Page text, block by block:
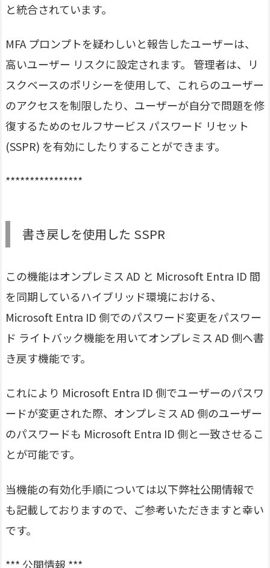
と統合されています。
MFA プロンプトを疑わしいと報告したユーザーは、
高いユーザー リスクに設定されます。 管理者は、リ
スクベースのポリシーを使用して、これらのユーザー
のアクセスを制限したり、ユーザーが自分で問題を修
復するためのセルフサービス パスワード リセット
(SSPR) を有効にしたりすることができます。
****************
書き戻しを使用した SSPR
この機能はオンプレミス AD と Microsoft Entra ID 間
を同期しているハイブリッド環境における、
Microsoft Entra ID 側でのパスワード変更をパスワー
ド ライトバック機能を用いてオンプレミス AD 側へ書
き戻す機能です。
これにより Microsoft Entra ID 側でユーザーのパスワ
ードが変更された際、オンプレミス AD 側のユーザー
のパスワードも Microsoft Entra ID 側と一致させるこ
とが可能です。
当機能の有効化手順については以下弊社公開情報で
も記載しておりますので、ご参考いただきますと幸い
です。
*** 公開情報 ***